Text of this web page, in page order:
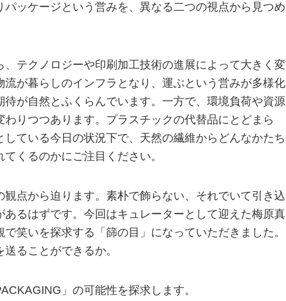
ッケージという営みを、異なる二つの視点から見つめ
、テクノロジーや印刷加工技術の進展によって大きく変
が暮らしのインフラとなり、運ぶという営みが多様化
が自然とふくらんでいます。一方で、環境負荷や資源
りつつあります。プラスチックの代替品にとどまら
ている今日の状況下で、天然の繊維からどんなかたち
くるのかにご注目ください。
観点から迫ります。素朴で飾らない、それでいて引き込
るはずです。今回はキュレーターとして迎えた梅原真
笑いを探求する「篩の目」になっていただきました。
ることができるか。
」の可能性を探求します。